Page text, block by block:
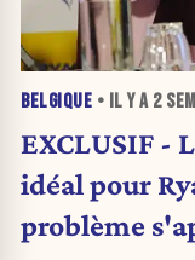
BELGIQUE • IL Y A 2
EXCLUSIF -
idéal pour
problème